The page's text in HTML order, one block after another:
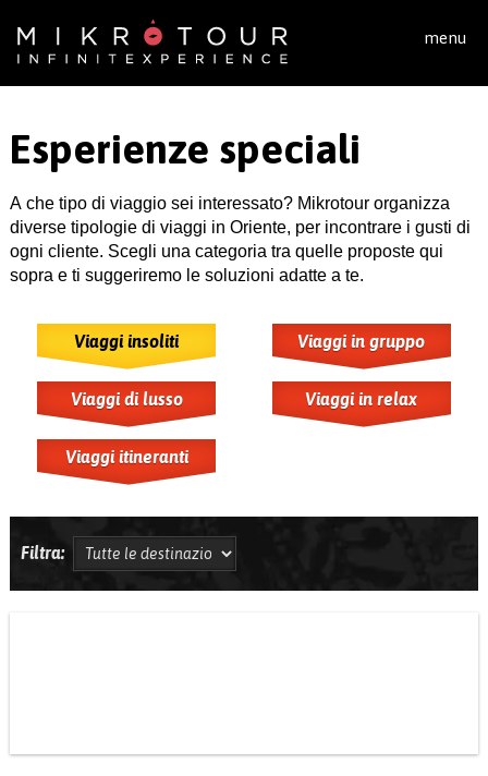
menu
Esperienze speciali
A che tipo di viaggio sei interessato? Mikrotour organizza
diverse tipologie di viaggi in Oriente, per incontrare i gusti di
ogni cliente. Scegli una categoria tra quelle proposte qui
sopra e ti suggeriremo le soluzioni adatte a te.
Viaggi insoliti Viaggi in gruppo
Viaggi di lusso Viaggi in relax
Viaggi itineranti
Filtra: